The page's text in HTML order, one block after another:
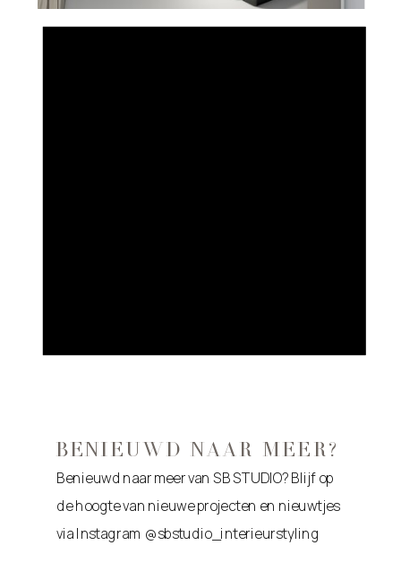
BENIEUWD NAAR MEER?
Benieuwd naar meer van SB STUDIO? Blijf op
de hoogte van nieuwe projecten en nieuwtjes
via Instagram @sbstudio_interieurstyling